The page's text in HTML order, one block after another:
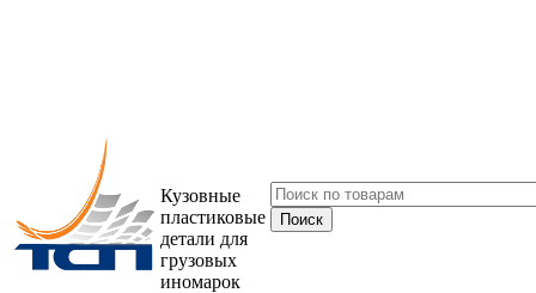
Кузовные
пластиковые
детали для
грузовых
иномарок